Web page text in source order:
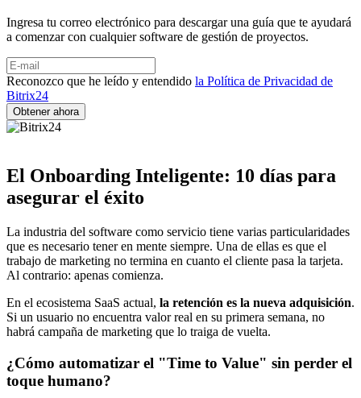
Ingresa tu correo electrónico para descargar una guía que te ayudará
a comenzar con cualquier software de gestión de proyectos.
Reconozco que he leído y entendido la Política de Privacidad de
Bitrix24
El Onboarding Inteligente: 10 días para
asegurar el éxito
La industria del software como servicio tiene varias particularidades
que es necesario tener en mente siempre. Una de ellas es que el
trabajo de marketing no termina en cuanto el cliente pasa la tarjeta.
Al contrario: apenas comienza.
En el ecosistema SaaS actual, la retención es la nueva adquisición.
Si un usuario no encuentra valor real en su primera semana, no
habrá campaña de marketing que lo traiga de vuelta.
¿Cómo automatizar el "Time to Value" sin perder el
toque humano?